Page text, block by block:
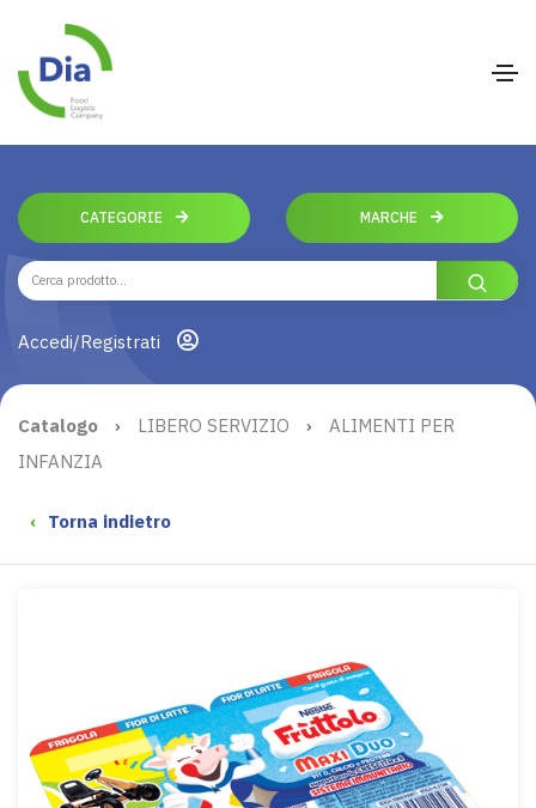
CATEGORIE MARCHE
Accedi/Registrati
Catalogo › LIBERO SERVIZIO ›
ALIMENTI PER
INFANZIA
‹ Torna indietro